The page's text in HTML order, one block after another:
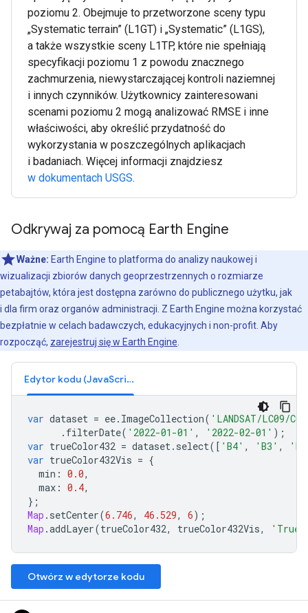
poziomu 2. Obejmuje to przetworzone sceny typu
„Systematic terrain” (L1GT) i „Systematic” (L1GS),
a także wszystkie sceny L1TP, które nie spełniają
specyfikacji poziomu 1 z powodu znacznego
zachmurzenia, niewystarczającej kontroli naziemnej
i innych czynników. Użytkownicy zainteresowani
scenami poziomu 2 mogą analizować RMSE i inne
właściwości, aby określić przydatność do
wykorzystania w poszczególnych aplikacjach
i badaniach. Więcej informacji znajdziesz
w dokumentach USGS.
Odkrywaj za pomocą Earth Engine
Ważne: Earth Engine to platforma do analizy naukowej i
wizualizacji zbiorów danych geoprzestrzennych o rozmiarze
petabajtów, która jest dostępna zarówno do publicznego użytku, jak
i dla firm oraz organów administracji. Z Earth Engine można korzystać
bezpłatnie w celach badawczych, edukacyjnych i non-profit. Aby
rozpocząć, zarejestruj się w Earth Engine
Edytor kodu (JavaScript)
var dataset = ee. ImageCollection( 'LANDSAT/LC09/
. filterDate( '2022-01-01' , '2022-02-01' );
var trueColor432 = dataset. select([ 'B4' , 'B3' ,
var trueColor432Vis = {
min : 0.0,
max : 0.4,
};
Map . setCenter(6.746, 46.529, 6);
Map .addLayer(trueColor432, trueColor432Vis, 'True
Otwórz w edytorze kodu